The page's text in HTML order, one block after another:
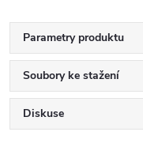
Parametry produktu
Soubory ke stažení
Diskuse